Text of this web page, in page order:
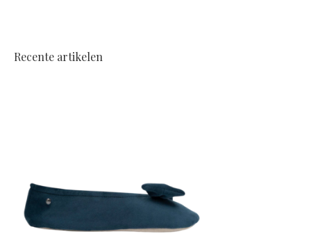
Recente artikelen